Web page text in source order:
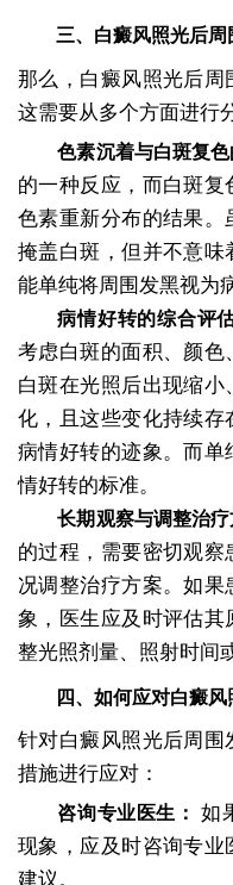
三、白癜风照光后
那么，白癜风照光后周
这需要从多个方面进行
色素沉着与白斑复色
的一种反应，而白斑
色素重新分布的结果。
掩盖白斑，但并不意味
能单纯将周围发黑视为
病情好转的综合评估
考虑白斑的面积、颜色
白斑在光照后出现缩
化，且这些变化持续存
病情好转的迹象。而单
情好转的标准。
长期观察与调整治疗
的过程，需要密切观
况调整治疗方案。如
象，医生应及时评估其
整光照剂量、照射时间
四、如何应对白癜
针对白癜风照光后周
措施进行应对：
咨询专业医生：
如
现象，应及时咨询专业
建议。